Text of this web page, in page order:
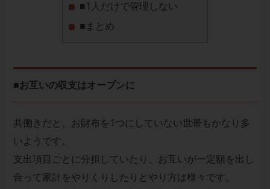
■1人だけで管理しない
■まとめ
■お互いの収支はオープンに
共働きだと、お財布を1つにしていない世帯もかなり多
いようです。
支出項目ごとに分担していたり、お互いが一定額を出し
合って家計をやりくりしたりとやり方は様々です。